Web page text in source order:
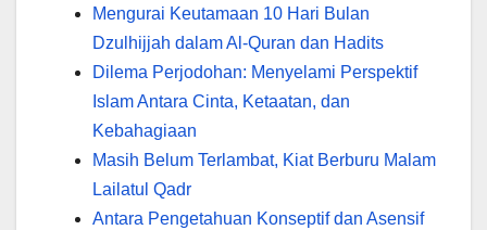
Mengurai Keutamaan 10 Hari Bulan
Dzulhijjah dalam Al-Quran dan Hadits
Dilema Perjodohan: Menyelami Perspektif
Islam Antara Cinta, Ketaatan, dan
Kebahagiaan
Masih Belum Terlambat, Kiat Berburu Malam
Lailatul Qadr
Antara Pengetahuan Konseptif dan Asensif